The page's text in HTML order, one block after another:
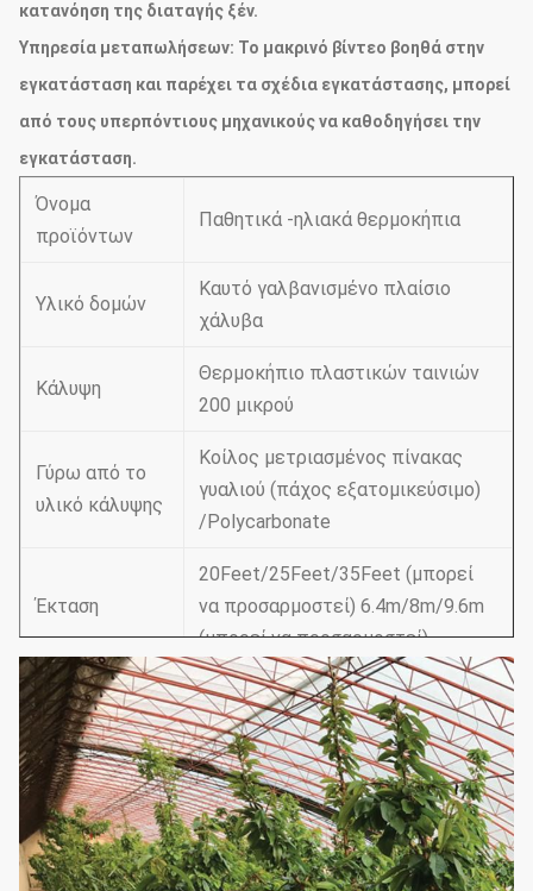
κατανόηση της διαταγής ξέν.
Υπηρεσία μεταπωλήσεων: Το μακρινό βίντεο βοηθά στην
εγκατάσταση και παρέχει τα σχέδια εγκατάστασης, μπορεί
από τους υπερπόντιους μηχανικούς να καθοδηγήσει την
εγκατάσταση.
Όνομα
προϊόντων
Παθητικά -ηλιακά θερμοκήπια
Υλικό δομών
Καυτό γαλβανισμένο πλαίσιο
χάλυβα
Κάλυψη
Θερμοκήπιο πλαστικών ταινιών
200 μικρού
Γύρω από το
υλικό κάλυψης
Κοίλος μετριασμένος πίνακας
γυαλιού (πάχος εξατομικεύσιμο)
/Polycarbonate
Έκταση
20Feet/25Feet/35Feet (μπορεί
να προσαρμοστεί) 6.4m/8m/9.6m
(μπορεί να προσαρμοστεί)
Μήκος
100Feet/150Feet/200Feet
(μπορεί να προσαρμοστεί)
30m/50m/60m (μπορεί να
προσαρμοστεί)
Ύψος στεγών
12Feet30Feet/3.510m (σύμφωνα
με τις απαιτήσεις μπορεί να